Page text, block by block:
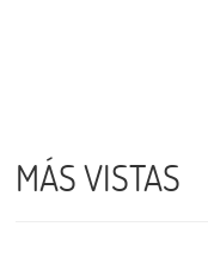
MÁS VISTAS